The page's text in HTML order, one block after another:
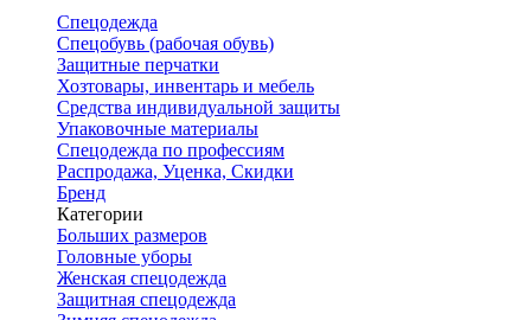
Спецодежда
Спецобувь (рабочая обувь)
Защитные перчатки
Хозтовары, инвентарь и мебель
Средства индивидуальной защиты
Упаковочные материалы
Спецодежда по профессиям
Распродажа, Уценка, Скидки
Бренд
Категории
Больших размеров
Головные уборы
Женская спецодежда
Защитная спецодежда